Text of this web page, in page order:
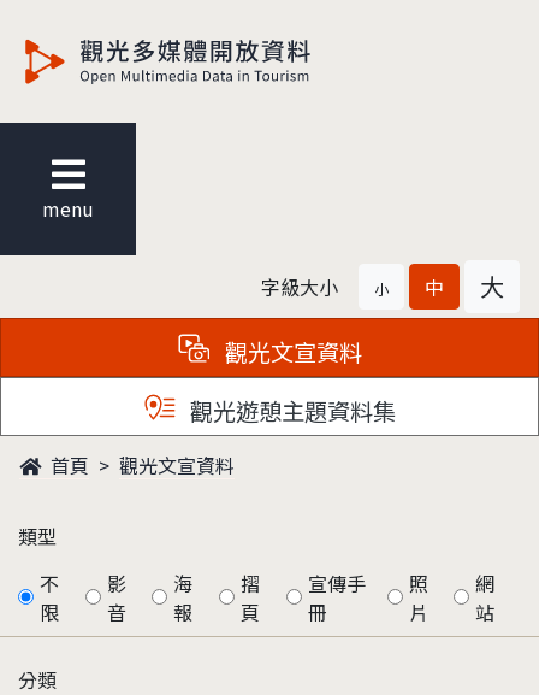
menu
字級大小 小 中 大
觀光文宣資料
觀光遊憩主題資料集
首頁 觀光文宣資料
類型
不
限
影
音
海
報
摺
頁
宣傳手
冊
照
片
網
站
分類